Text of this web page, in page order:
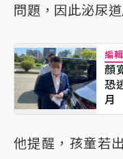
問題，因此泌尿
編
顏
恐
月
他提醒，孩童若